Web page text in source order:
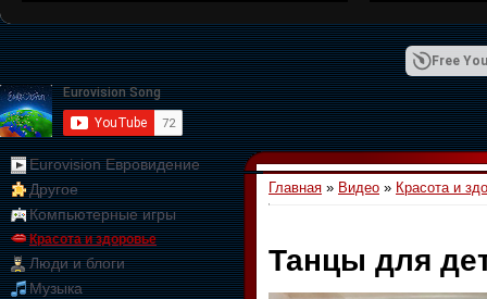
Free
Eurovision Евровидение
Другое
Компьютерные игры
Красота и здоровье
Люди и блоги
Музыка
Главная » Видео » Красота и
Танцы для